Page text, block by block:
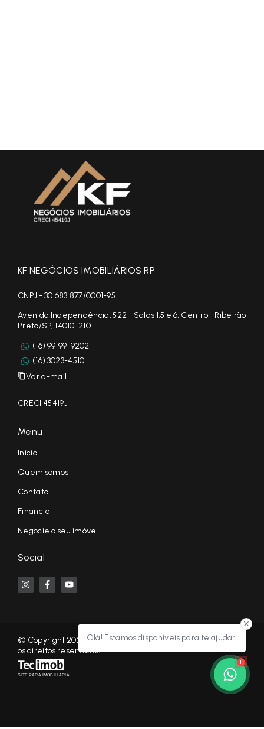
Olá! Estamos disponíveis para te ajudar.
1
KF NEGÓCIOS IMOBILIÁRIOS RP
CNPJ - 30.683.877/0001-95
Avenida Independência, 522 - Salas 1,5 e 6, Centro - Ribeirão
Preto/SP, 14010-210
(16) 99199-9202
(16) 3023-4510
Ver e-mail
CRECI 45419J
Menu
Início
Quem somos
Contato
Financie
Negocie o seu imóvel
Social
© Copyright 2026 - KF NEGÓCIOS IMOBILIÁRIOS RP - Todos
os direitos reservados
SITE PARA IMOBILIARIA